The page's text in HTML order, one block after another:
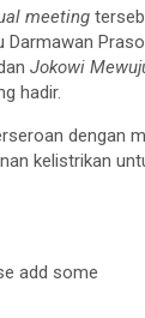
meeting
Darmawan
Jokowi
hadir.
dengan
kelistrikan
add some